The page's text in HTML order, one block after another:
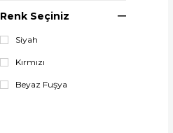
Renk Seçiniz
Siyah
Kırmızı
Beyaz Fuşya